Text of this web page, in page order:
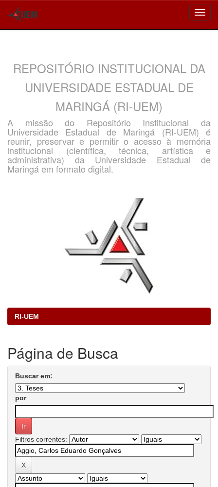
REPOSITÓRIO INSTITUCIONAL DA
UNIVERSIDADE ESTADUAL DE
MARINGÁ (RI-UEM)
A missão do Repositório Institucional da
Universidade Estadual de Maringá (RI-UEM) é
reunir, preservar e permitir o acesso à memória
institucional (científica, técnica, artística e
administrativa) da Universidade Estadual de
Maringá em formato digital.
RI-UEM
Página de Busca
Buscar em:
por
Filtros correntes: